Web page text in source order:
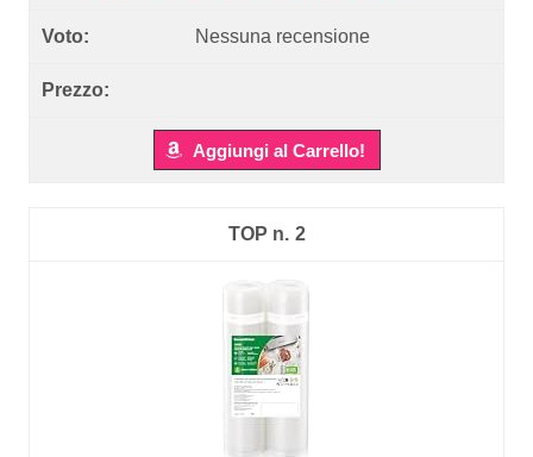
Nessuna recensione
Aggiungi al Carrello!
2